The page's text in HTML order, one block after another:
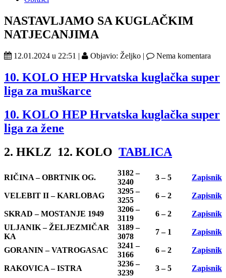
NASTAVLJAMO SA KUGLAČKIM
NATJECANJIMA
12.01.2024 u 22:51 | Objavio: Željko | Nema komentara
10. KOLO HEP Hrvatska kuglačka super
liga za muškarce
10. KOLO HEP Hrvatska kuglačka super
liga za žene
2. HKLZ 12. KOLO TABLICA
RIČINA – OBRTNIK OG.
3182 –
3240
3 – 5 Zapisnik
VELEBIT II – KARLOBAG
3295 –
3255
6 – 2 Zapisnik
SKRAD – MOSTANJE 1949
3206 –
3119
6 – 2
Zapisnik
ULJANIK – ŽELJEZMIČAR
KA
3189 –
3078
7 – 1 Zapisnik
GORANIN – VATROGASAC
3241 –
3166
6 – 2 Zapisnik
RAKOVICA – ISTRA
3236 –
3239
3 – 5 Zapisnik